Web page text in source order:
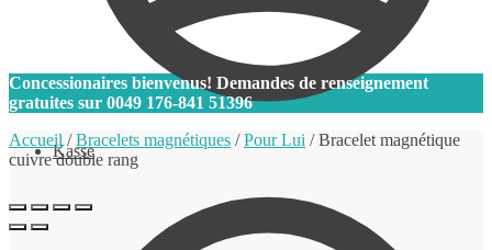
Kasse
Concessionaires bienvenus! Demandes de renseignement
gratuites sur 0049 176-841 51396
Accueil /Bracelets magnétiques /Pour Lui /Bracelet magnétique
cuivre double rang